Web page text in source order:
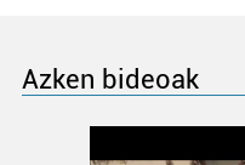
Azken bideoak